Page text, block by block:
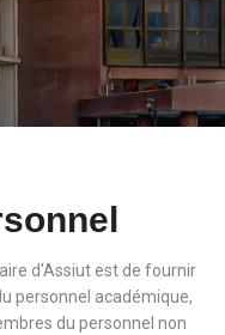
d'Assiut est de fournir
personnel académique,
du personnel non